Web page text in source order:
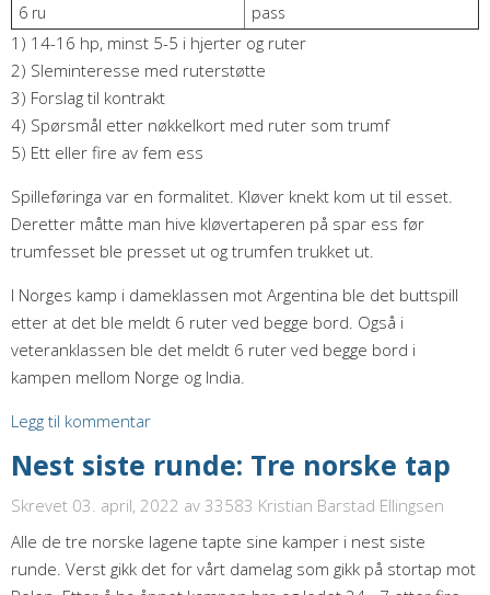
6 ru
pass
1) 14-16 hp, minst 5-5 i hjerter og ruter
2) Sleminteresse med ruterstøtte
3) Forslag til kontrakt
4) Spørsmål etter nøkkelkort med ruter som trumf
5) Ett eller fire av fem ess
Spilleføringa var en formalitet. Kløver knekt kom ut til esset.
Deretter måtte man hive kløvertaperen på spar ess før
trumfesset ble presset ut og trumfen trukket ut.
I Norges kamp i dameklassen mot Argentina ble det buttspill
etter at det ble meldt 6 ruter ved begge bord. Også i
veteranklassen ble det meldt 6 ruter ved begge bord i
kampen mellom Norge og India.
Legg til kommentar
Nest siste runde: Tre norske tap
Skrevet 03. april, 2022 av 33583 Kristian Barstad Ellingsen
Alle de tre norske lagene tapte sine kamper i nest siste
runde. Verst gikk det for vårt damelag som gikk på stortap mot